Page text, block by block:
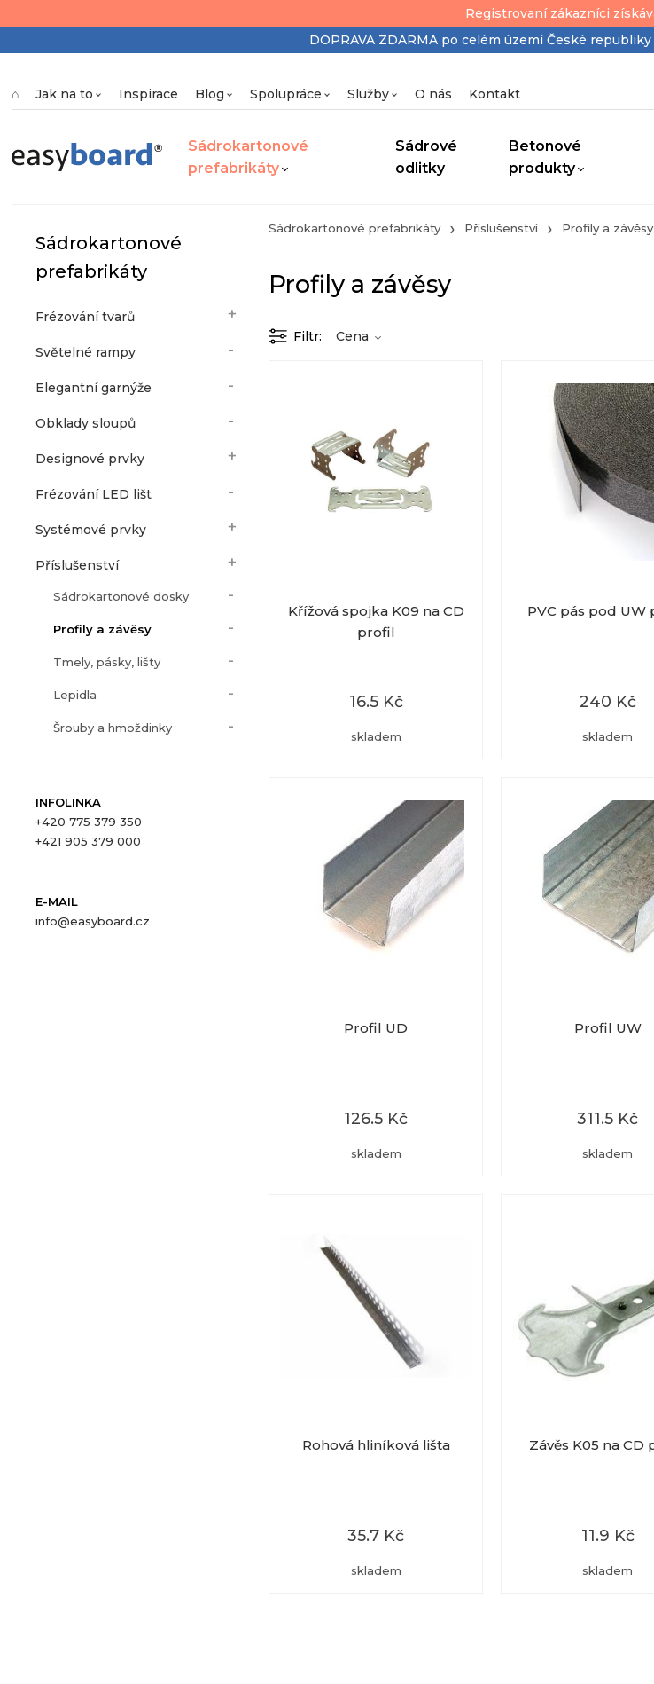
Registrovaní zákazníci
DOPRAVA ZDARMA po celém území České
⌂ Jak na to Inspirace Blog Spolupráce Služby O nás Kontakt
Sádrokartonové
prefabrikáty
Sádrové
odlitky
Betonové
produkty
Sádrokartonové
prefabrikáty
Frézování tvarů
Světelné rampy
Elegantní garnýže
Obklady sloupů
Designové prvky
Frézování LED lišt
Systémové prvky
Příslušenství
Sádrokartonové dosky
Profily a závěsy
Tmely, pásky, lišty
Lepidla
Šrouby a hmoždinky
INFOLINKA
+420 775 379 350
+421 905 379 000
E-MAIL
info@easyboard.cz
Sádrokartonové prefabrikáty Příslušenství Profily a závěsy
Profily a závěsy
Filtr Cena
Křížová spojka K09 na CD
profil
skladem
16.5 Kč
PVC pás pod UW
skladem
240 Kč
Profil UD
skladem
126.5 Kč
Profil UW
skladem
311.5 Kč
Rohová hliníková lišta
skladem
35.7 Kč
Závěs K05 na CD
skladem
11.9 Kč